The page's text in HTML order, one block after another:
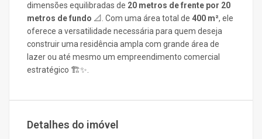
dimensões equilibradas de 20 metros de frente por 20
metros de fundo 📐. Com uma área total de 400 m², ele
oferece a versatilidade necessária para quem deseja
construir uma residência ampla com grande área de
lazer ou até mesmo um empreendimento comercial
estratégico 🏗️✨.
Detalhes do imóvel